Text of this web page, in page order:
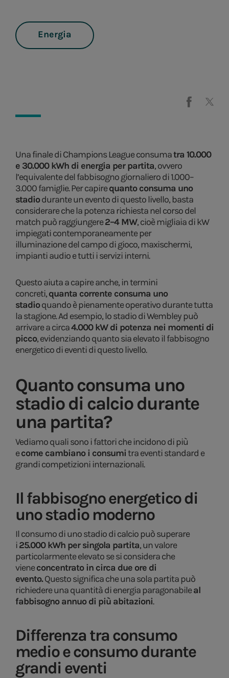
Energia
Una finale di Champions League consumatra 10.000
e 30.000 kWh di energia per partita, ovvero
l’equivalente del fabbisogno giornaliero di 1.000–
3.000 famiglie. Per capirequanto consuma uno
stadiodurante un evento di questo livello, basta
considerare che la potenza richiesta nel corso del
match può raggiungere2–4 MW, cioè migliaia di kW
impiegati contemporaneamente per
illuminazione del campo di gioco, maxischermi,
impianti audio e tutti i servizi interni.
Questo aiuta a capire anche, in termini
concreti,quanta corrente consuma uno
stadioquando è pienamente operativo durante tutta
la stagione. Ad esempio, lo stadio di Wembley può
arrivare a circa4.000 kW di potenza nei momenti di
picco, evidenziando quanto sia elevato il fabbisogno
energetico di eventi di questo livello.
Quanto consuma uno
stadio di calcio durante
una partita?
Vediamo quali sono i fattori che incidono di più
ecome cambiano i consumitra eventi standard e
grandi competizioni internazionali.
Il fabbisogno energetico di
uno stadio moderno
Il consumo di uno stadio di calcio può superare
i25.000 kWh per singola partita, un valore
particolarmente elevato se si considera che
vieneconcentrato in circa due ore di
evento.Questo significa che una sola partita può
richiedere una quantità di energia paragonabileal
fabbisogno annuo di più abitazioni.
Differenza tra consumo
medio e consumo durante
grandi eventi